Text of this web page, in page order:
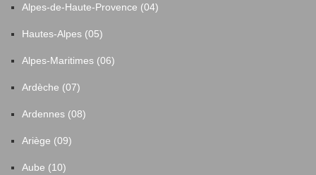
Alpes-de-Haute-Provence (04)
Hautes-Alpes (05)
Alpes-Maritimes (06)
Ardèche (07)
Ardennes (08)
Ariège (09)
Aube (10)